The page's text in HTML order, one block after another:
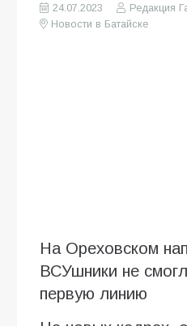
24.07.2023
Редакция
Новости в Батайске
На Ореховском
ВСУшники не
первую линию